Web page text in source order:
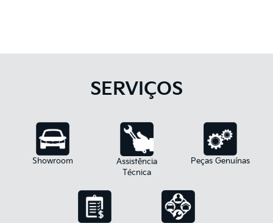
SERVIÇOS
Showroom
Assistência
Técnica
Peças Genuínas